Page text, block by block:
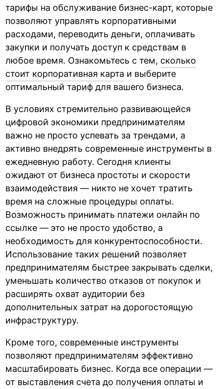
тарифы на обслуживание бизнес-карт, которые
позволяют управлять корпоративными
расходами, переводить деньги, оплачивать
закупки и получать доступ к средствам в
любое время. Ознакомьтесь с тем, сколько
стоит корпоративная карта и выберите
оптимальный тариф для вашего бизнеса.
В условиях стремительно развивающейся
цифровой экономики предпринимателям
важно не просто успевать за трендами, а
активно внедрять современные инструменты в
ежедневную работу. Сегодня клиенты
ожидают от бизнеса простоты и скорости
взаимодействия — никто не хочет тратить
время на сложные процедуры оплаты.
Возможность принимать платежи онлайн по
ссылке — это не просто удобство, а
необходимость для конкурентоспособности.
Использование таких решений позволяет
предпринимателям быстрее закрывать сделки,
уменьшать количество отказов от покупок и
расширять охват аудитории без
дополнительных затрат на дорогостоящую
инфраструктуру.
Кроме того, современные инструменты
позволяют предпринимателям эффективно
масштабировать бизнес. Когда все операции —
от выставления счета до получения оплаты и